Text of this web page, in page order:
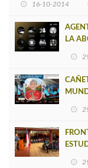
16-10-2014
LA